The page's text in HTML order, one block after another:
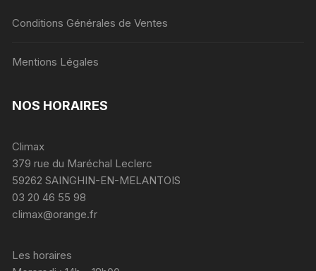
Conditions Générales de Ventes
Mentions Légales
NOS HORAIRES
Climax
379 rue du Maréchal Leclerc
59262 SAINGHIN-EN-MELANTOIS
03 20 46 55 98
climax@orange.fr
Les horaires